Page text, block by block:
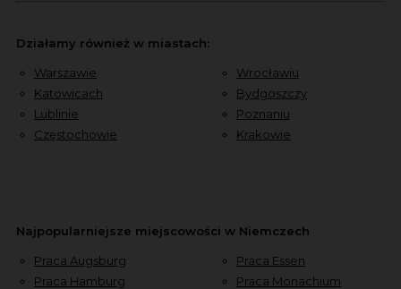
Działamy również w miastach:
Warszawie
Katowicach
Lublinie
Częstochowie
Wrocławiu
Bydgoszczy
Poznaniu
Krakowie
Najpopularniejsze miejscowości w Niemczech
Praca Augsburg
Praca Hamburg
Praca Essen
Praca Monachium